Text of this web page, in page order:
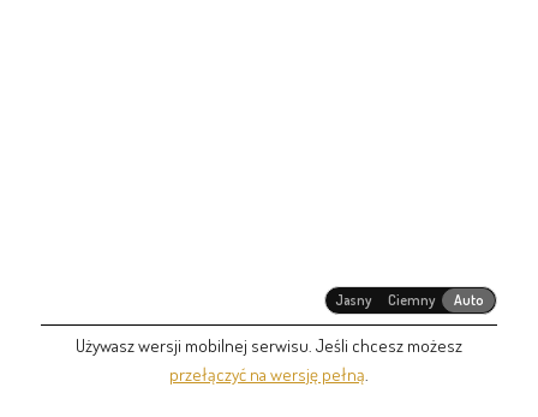
Jasny Ciemny Auto
Używasz wersji mobilnej serwisu. Jeśli chcesz możesz
przełączyć na wersję pełną